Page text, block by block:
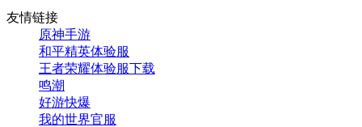
友情链接
原神手游
和平精英体验服
王者荣耀体验服下载
鸣潮
好游快爆
我的世界官服